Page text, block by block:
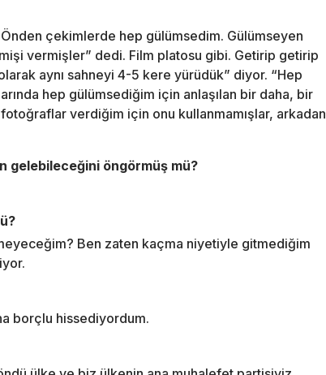
çekimlerde hep gülümsedim. Gülümseyen
vermişler” dedi. Film platosu gibi. Getirip getirip
aynı sahneyi 4-5 kere yürüdük” diyor. “Hep
hep gülümsediğim için anlaşılan bir daha, bir
verdiğim için onu kullanmamışlar, arkadan
gelebileceğini öngörmüş mü?
Ben zaten kaçma niyetiyle gitmediğim
borçlu hissediyordum.